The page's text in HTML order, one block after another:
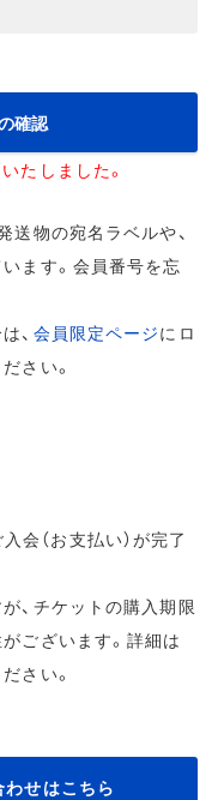
確認
たしました。
物の宛名ラベルや、
ます。会員番号を忘
、 会員限定ページにロ
さい。
会（お支払い）が完了
、チケットの購入期限
ございます。詳細は
さい。
わせはこちら